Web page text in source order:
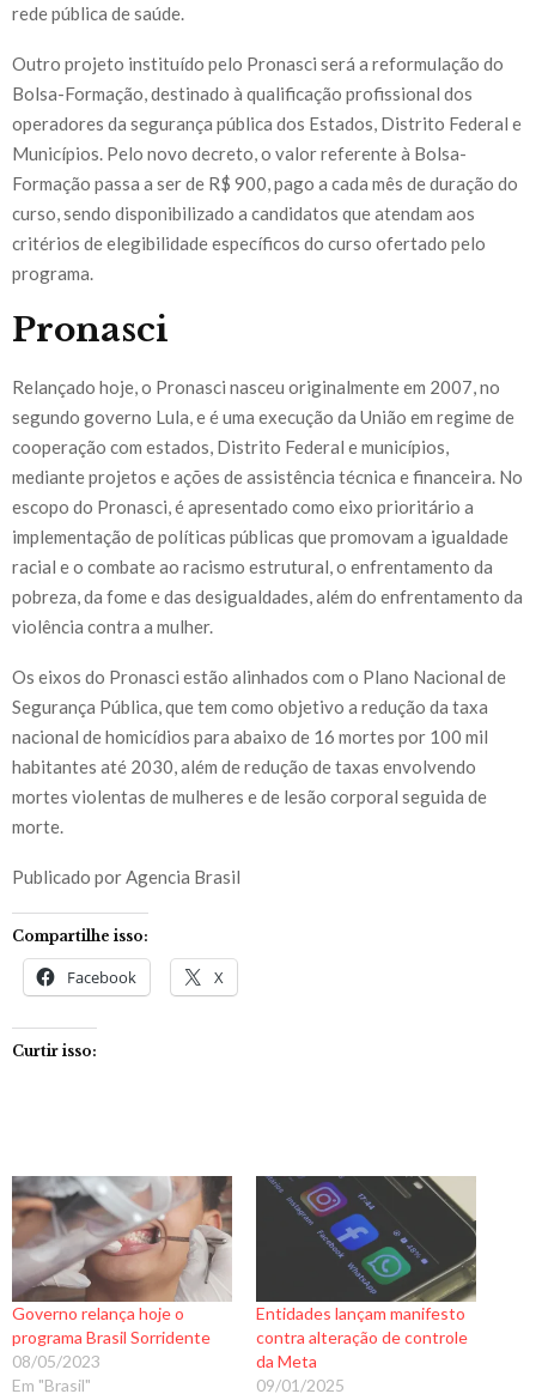
rede pública de saúde.
Outro projeto instituído pelo Pronasci será a reformulação do
Bolsa-Formação, destinado à qualificação profissional dos
operadores da segurança pública dos Estados, Distrito Federal e
Municípios. Pelo novo decreto, o valor referente à Bolsa-
Formação passa a ser de R$ 900, pago a cada mês de duração do
curso, sendo disponibilizado a candidatos que atendam aos
critérios de elegibilidade específicos do curso ofertado pelo
programa.
Pronasci
Relançado hoje, o Pronasci nasceu originalmente em 2007, no
segundo governo Lula, e é uma execução da União em regime de
cooperação com estados, Distrito Federal e municípios,
mediante projetos e ações de assistência técnica e financeira. No
escopo do Pronasci, é apresentado como eixo prioritário a
implementação de políticas públicas que promovam a igualdade
racial e o combate ao racismo estrutural, o enfrentamento da
pobreza, da fome e das desigualdades, além do enfrentamento da
violência contra a mulher.
Os eixos do Pronasci estão alinhados com o Plano Nacional de
Segurança Pública, que tem como objetivo a redução da taxa
nacional de homicídios para abaixo de 16 mortes por 100 mil
habitantes até 2030, além de redução de taxas envolvendo
mortes violentas de mulheres e de lesão corporal seguida de
morte.
Publicado por Agencia Brasil
Compartilhe isso:
Facebook X
Curtir isso:
Governo relança hoje o
programa Brasil Sorridente
08/05/2023
Em "Brasil"
Entidades lançam manifesto
contra alteração de controle
da Meta
09/01/2025